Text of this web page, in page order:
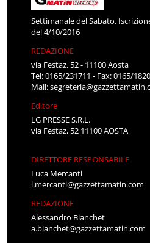
Settimanale del Sabato.
del 4/10/2016
REDAZIONE
via Festaz, 52 - 11100 Aosta
Tel: 0165/231711 - Fax: 0165/
Mail:
Editore
LG PRESSE S.R.L.
via Festaz, 52 11100 AOSTA
DIRETTORE RESPONSABILE
Luca Mercanti
l.mercanti@gazzettamatin.com
REDAZIONE
Alessandro Bianchet
a.bianchet@gazzettamatin.com